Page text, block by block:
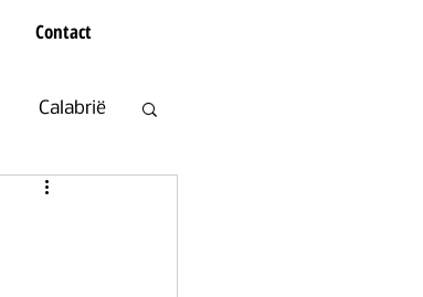
Contact
Calabrië
Koffie en Thee